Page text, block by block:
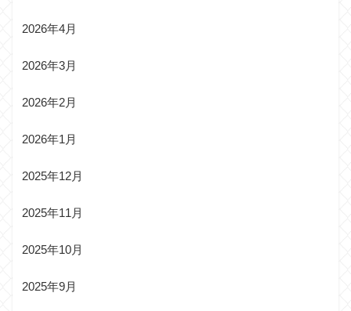
2026年4月
2026年3月
2026年2月
2026年1月
2025年12月
2025年11月
2025年10月
2025年9月